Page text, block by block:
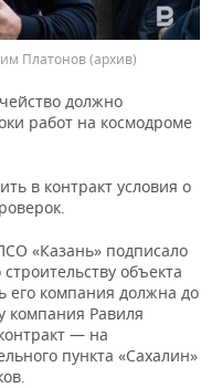
Платонов(архив)
должно
работ на космодроме
в контракт условия о
«Казань» подписало
объекта
его компания должна до
компания Равиля
— на
пункта «Сахалин»